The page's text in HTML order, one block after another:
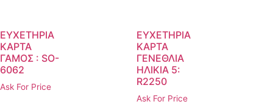
ΕΥΧΕΤΗΡΙΑ
ΚΑΡΤΑ
ΓΑΜΟΣ : SO-
6062
Ask For Price
ΕΥΧΕΤΗΡΙΑ
ΚΑΡΤΑ
ΓΕΝΕΘΛΙΑ
ΗΛΙΚΙΑ 5:
R2250
Ask For Price